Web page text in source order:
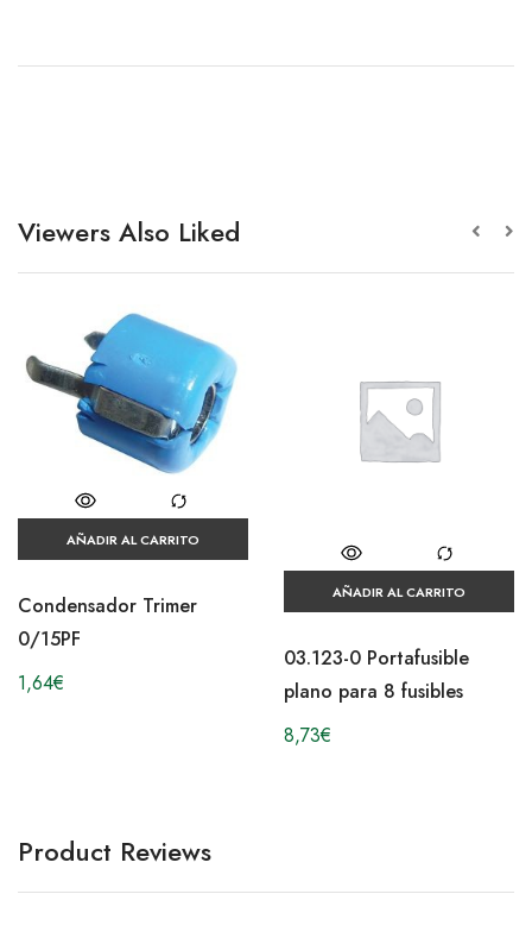
Viewers Also Liked
AÑADIR AL CARRITO
Condensador Trimer
0/15PF
1,64€
AÑADIR AL CARRITO
03.123-0 Portafusible
plano para 8 fusibles
8,73€
Product Reviews